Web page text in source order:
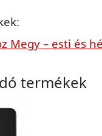
Megy – esti és
termékek